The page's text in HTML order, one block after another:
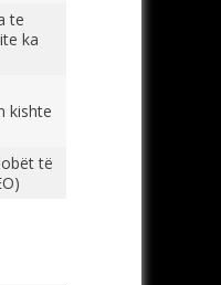
te
ka
kishte
të